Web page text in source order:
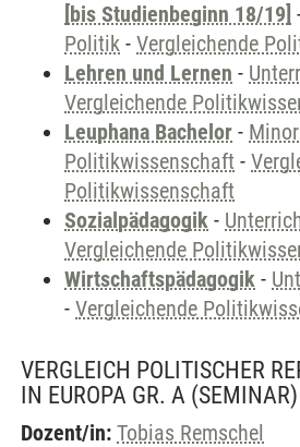
[bis Studienbeginn 18/19]
Politik - Vergleichende
Lehren und Lernen -
Vergleichende
Leuphana Bachelor - Minor
Politikwissenschaft -
Politikwissenschaft
Sozialpädagogik -
Vergleichende
Wirtschaftspädagogik -
- Vergleichende
VERGLEICH POLITISCHER
IN EUROPA GR. A (SEMINAR)
Dozent/in: Tobias Remschel